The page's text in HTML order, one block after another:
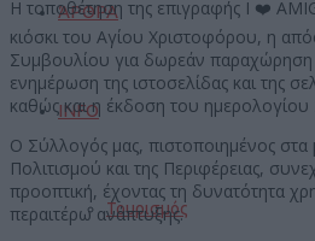
ΆΡΘΡΑ
INFO
Τουρισμός
Η τοποθέτηση της επιγραφής I ❤️
κιόσκι του Αγίου Χριστοφόρου, η
Συμβουλίου για δωρεάν
ενημέρωση της ιστοσελίδας και της
καθώς και η έκδοση του ημερολογίου
Ο Σύλλογός μας, πιστοποιημένος
Πολιτισμού και της Περιφέρειας,
προοπτική, έχοντας τη δυνατότητα
περαιτέρω ανάπτυξης.